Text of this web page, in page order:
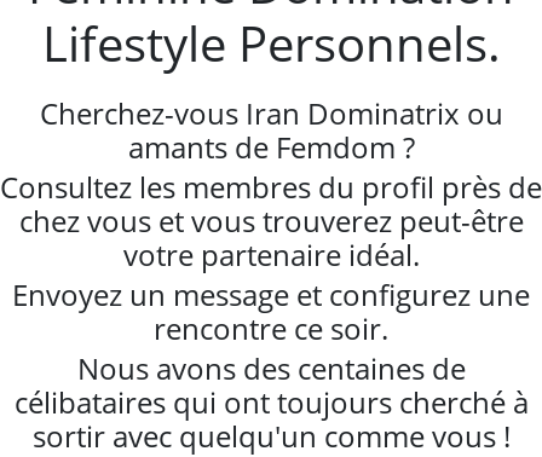
Lifestyle Personnels.
Cherchez-vous Iran Dominatrix ou
amants de Femdom ?
Consultez les membres du profil près de
chez vous et vous trouverez peut-être
votre partenaire idéal.
Envoyez un message et configurez une
rencontre ce soir.
Nous avons des centaines de
célibataires qui ont toujours cherché à
sortir avec quelqu'un comme vous !